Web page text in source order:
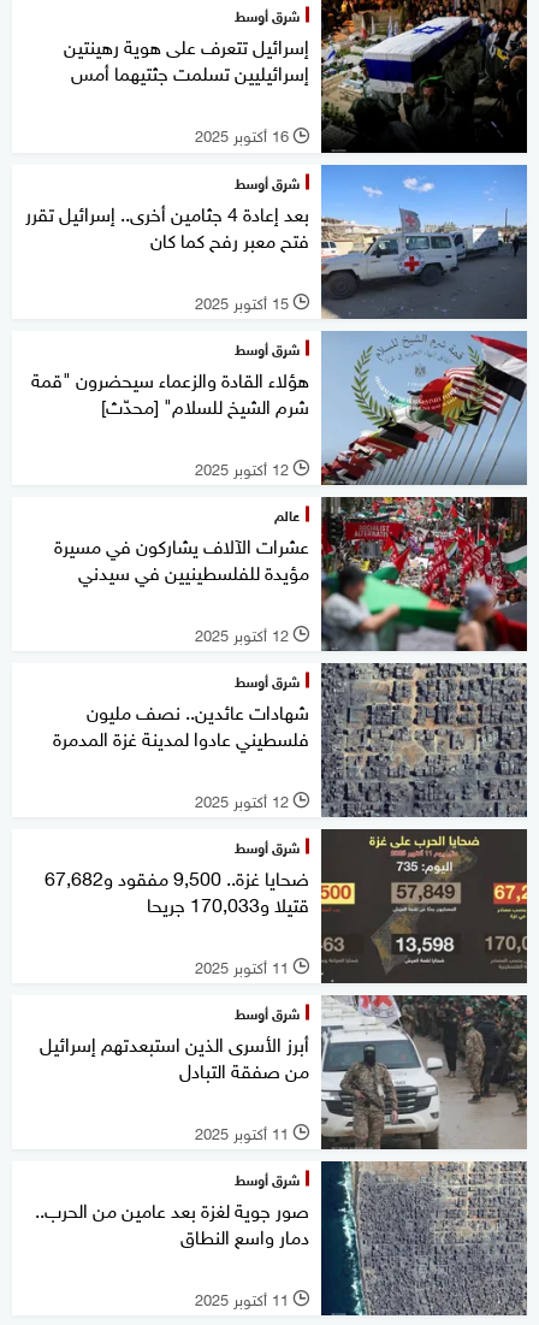
شرق أوسط
إسرائيل تتعرف على هوية رهينتين
إسرائيليين تسلمت جثتيهما أمس
l 16 أكتوبر 2025
شرق أوسط
بعد إعادة 4 جثامين أخرى.. إسرائيل تقرر
فتح معبر رفح كما كان
l 15 أكتوبر 2025
شرق أوسط
هؤلاء القادة والزعماء سيحضرون "قمة
شرم الشيخ للسلام" [محدّث]
l 12 أكتوبر 2025
عالم
عشرات الآلاف يشاركون في مسيرة
مؤيدة للفلسطينيين في سيدني
l 12 أكتوبر 2025
شرق أوسط
شهادات عائدين.. نصف مليون
فلسطيني عادوا لمدينة غزة المدمرة
l 12 أكتوبر 2025
شرق أوسط
ضحايا غزة.. 9,500 مفقود و67,682
قتيلا و170,033 جريحا
l 11 أكتوبر 2025
شرق أوسط
أبرز الأسرى الذين استبعدتهم إسرائيل
من صفقة التبادل
l 11 أكتوبر 2025
شرق أوسط
صور جوية لغزة بعد عامين من الحرب..
دمار واسع النطاق
l 11 أكتوبر 2025